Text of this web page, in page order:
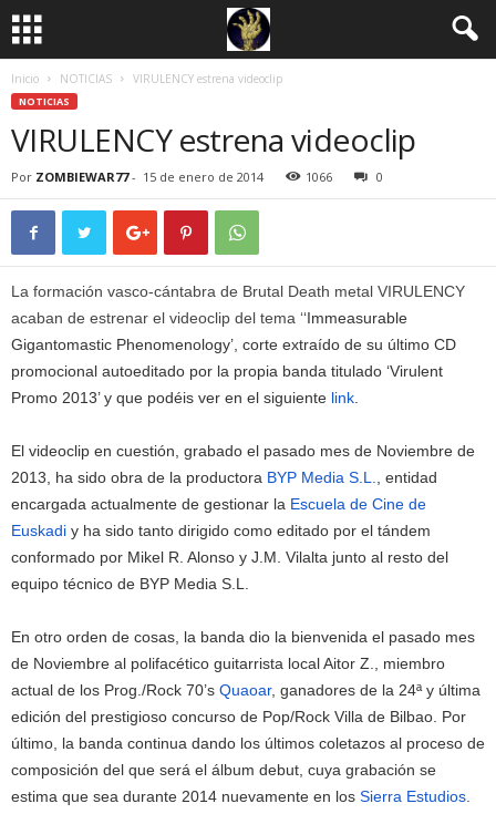
Inicio NOTICIAS VIRULENCY estrena videoclip
NOTICIAS
VIRULENCY estrena videoclip
Por ZOMBIEWAR77- 15 de enero de 2014 1066 0
La formación vasco-cántabra de Brutal Death metal VIRULENCY
acaban de estrenar el videoclip del tema ‘‘Immeasurable
Gigantomastic Phenomenology’, corte extraído de su último CD
promocional autoeditado por la propia banda titulado ‘Virulent
Promo 2013’ y que podéis ver en el siguiente link
El videoclip en cuestión, grabado el pasado mes de Noviembre de
2013, ha sido obra de la productora BYP Media S.L.
, entidad
encargada actualmente de gestionar la Escuela de Cine de
Euskadi y ha sido tanto dirigido como editado por el tándem
conformado por Mikel R. Alonso y J.M. Vilalta junto al resto del
equipo técnico de BYP Media S.L.
En otro orden de cosas, la banda dio la bienvenida el pasado mes
de Noviembre al polifacético guitarrista local Aitor Z., miembro
actual de los Prog./Rock 70’s Quaoar, ganadores de la 24ª y última
edición del prestigioso concurso de Pop/Rock Villa de Bilbao. Por
último, la banda continua dando los últimos coletazos al proceso de
composición del que será el álbum debut, cuya grabación se
estima que sea durante 2014 nuevamente en los Sierra Estudios